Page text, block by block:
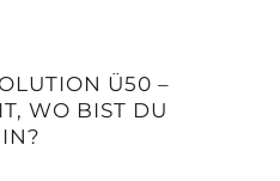
Ü50 –
WO BIST DU